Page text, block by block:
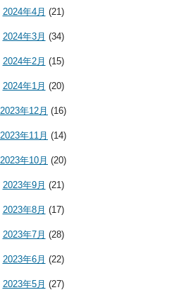
2024年4月 (21)
2024年3月 (34)
2024年2月 (15)
2024年1月 (20)
2023年12月 (16)
2023年11月 (14)
2023年10月 (20)
2023年9月 (21)
2023年8月 (17)
2023年7月 (28)
2023年6月 (22)
2023年5月 (27)